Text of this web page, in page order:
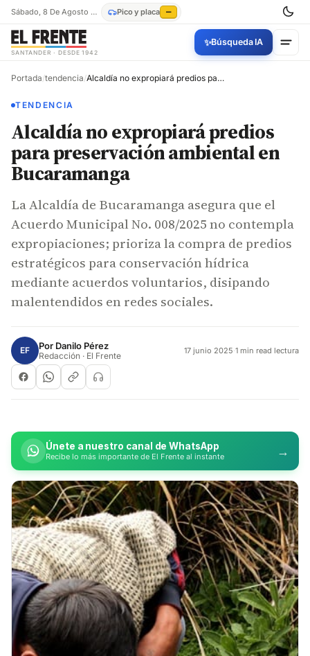
Sábado, 8 De Agosto De 2026 Pico y placa —
SANTANDER · DESDE 1942
✨Búsqueda IA
Portada/tendencia/ Alcaldía no expropiará predios para preservación ambiental en Bucaramanga
TENDENCIA
Alcaldía no expropiará predios
para preservación ambiental en
Bucaramanga
La Alcaldía de Bucaramanga asegura que el
Acuerdo Municipal No. 008/2025 no contempla
expropiaciones; prioriza la compra de predios
estratégicos para conservación hídrica
mediante acuerdos voluntarios, disipando
malentendidos en redes sociales.
EF Por Danilo Pérez
Redacción · El Frente 17 junio 2025·1 min read lectura
Únete a nuestro canal de WhatsApp
Recibe lo más importante de El Frente al instante →